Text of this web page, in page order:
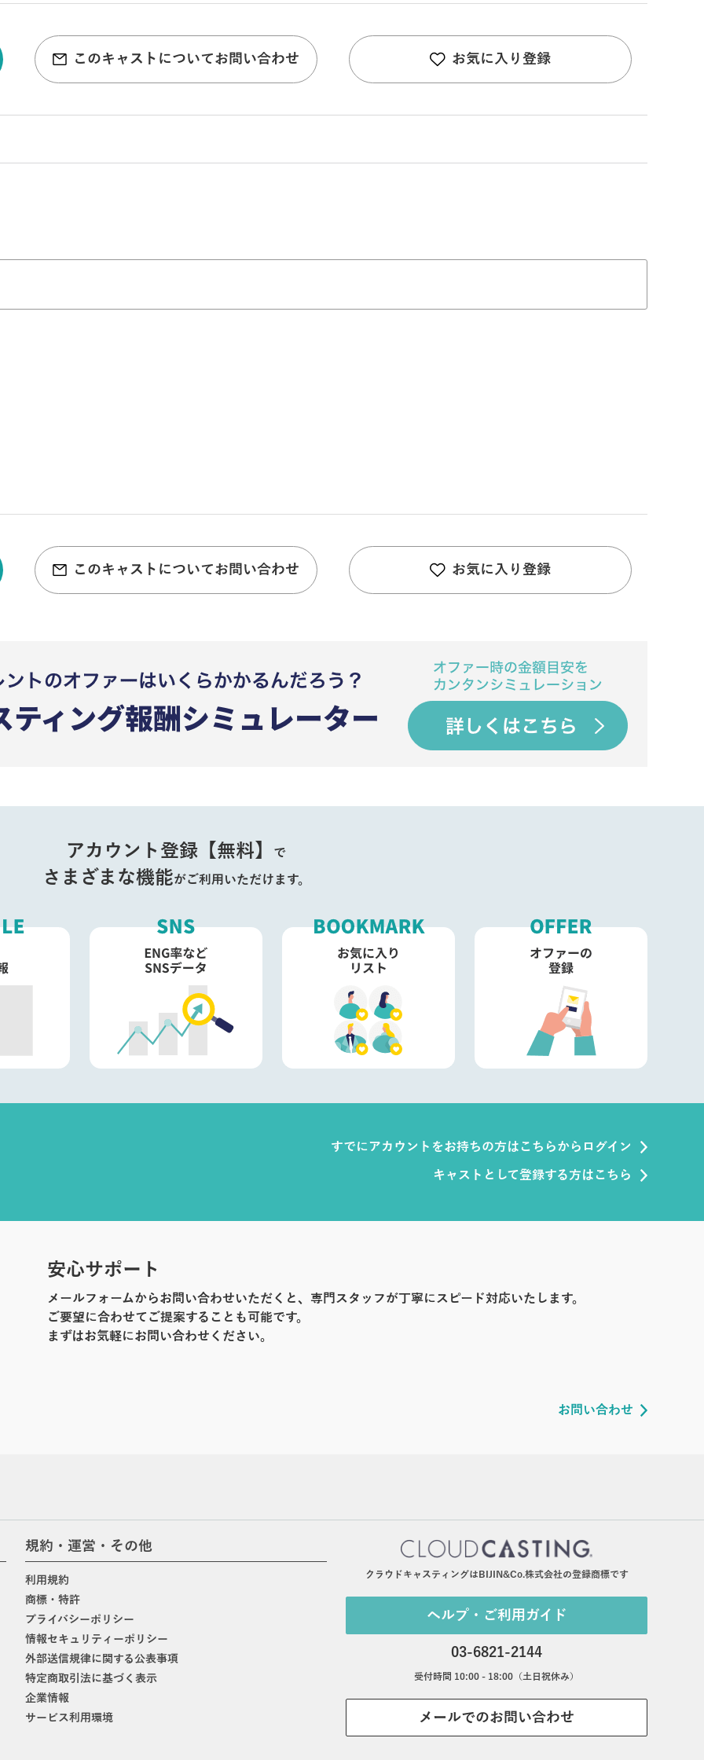
このキャストについてお問い合わせ お気に入り登録
このキャストについてお問い合わせ お気に入り登録
アカウント登録【無料】 で
さまざまな機能がご利用いただけます。
すでにアカウントをお持ちの方はこちらからログイン
キャストとして登録する方はこちら
安心サポート
メールフォームからお問い合わせいただくと、専門スタッフが丁寧にスピード対応いたします。
ご要望に合わせてご提案することも可能です。
まずはお気軽にお問い合わせください。
お問い合わせ
規約・運営・その他
利用規約
商標・特許
プライバシーポリシー
情報セキュリティーポリシー
外部送信規律に関する公表事項
特定商取引法に基づく表示
企業情報
サービス利用環境
クラウドキャスティングはBIJIN&Co.株式会社の登録商標です
ヘルプ・ご利用ガイド
03-6821-2144
受付時間 10:00 - 18:00（土日祝休み）
メールでのお問い合わせ